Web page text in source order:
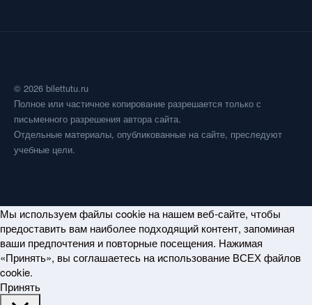
© 2026 bilettutu.ru
Полное или частичное копирование разрешается только с
письменного разрешения автора сайта.
Отдельные материалы, опубликованные на сайте, преследуют
учебные цели.
Мы используем файлы cookie на нашем веб-сайте, чтобы
предоставить вам наиболее подходящий контент, запоминая
ваши предпочтения и повторные посещения. Нажимая
«Принять», вы соглашаетесь на использование ВСЕХ файлов
cookie.
Принять